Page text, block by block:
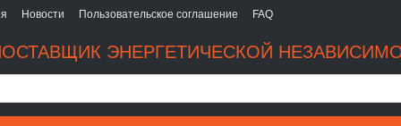
Новости Пользовательское соглашение FAQ
ЭНЕРГЕТИЧЕСКОЙ